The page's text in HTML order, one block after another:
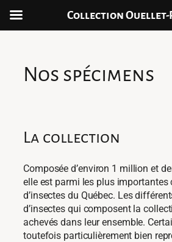
contentNos spécimens
La collection
Composée d’environ 1 million et
elle est parmi les plus importantes
d’insectes du Québec. Les
d’insectes qui composent la
achevés dans leur ensemble.
toutefois particulièrement bien
Collection Ouellet-